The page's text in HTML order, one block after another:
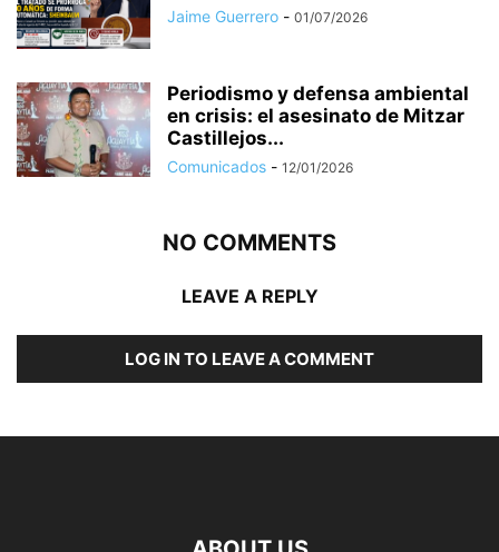
Jaime Guerrero - 01/07/2026
Periodismo y defensa ambiental
en crisis: el asesinato de Mitzar
Castillejos...
Comunicados - 12/01/2026
NO COMMENTS
LEAVE A REPLY
LOG IN TO LEAVE A COMMENT